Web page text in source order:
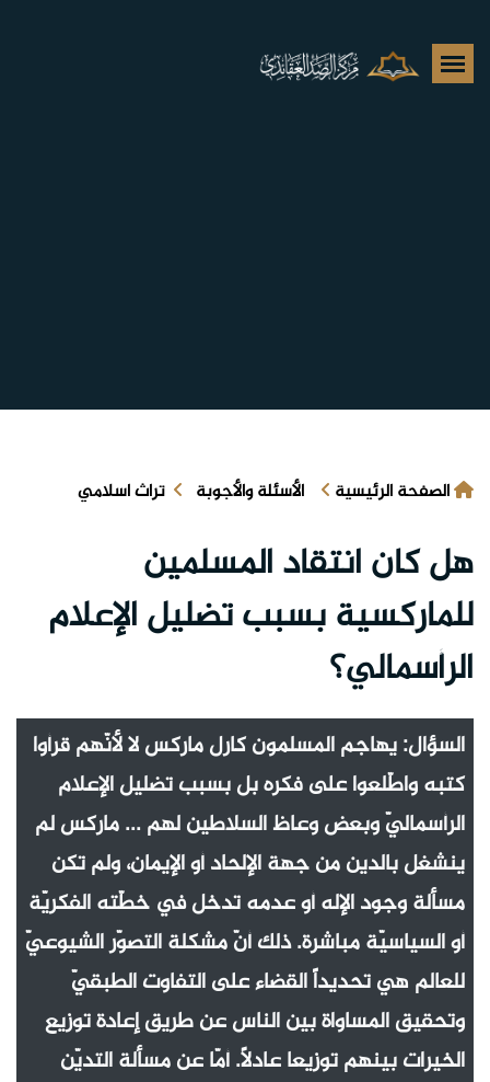
الصفحة الرئيسية الأسئلة والأجوبة تراث اسلامي
هل كان انتقاد المسلمين
للماركسية بسبب تضليل الإعلام
الرأسمالي؟
السؤال: يهاجم المسلمون كارل ماركس لا لأنّهم قرأوا
كتبه واطّلعوا على فكره بل بسبب تضليل الإعلام
الرأسماليّ وبعض وعاظ السلاطين لهم ... ماركس لم
ينشغل بالدين من جهة الإلحاد أو الإيمان، ولم تكن
مسألة وجود الإله أو عدمه تدخل في خطّته الفكريّة
أو السياسيّة مباشرة. ذلك أنّ مشكلة التصوّر الشيوعيّ
للعالم هي تحديداً القضاء على التفاوت الطبقيّ
وتحقيق المساواة بين الناس عن طريق إعادة توزيع
الخيرات بينهم توزيعا عادلاً. أمّا عن مسألة التديّن